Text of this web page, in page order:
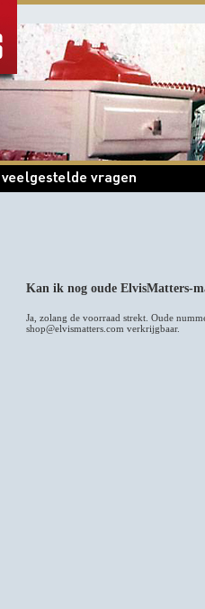
Kan ik nog oude ElvisMatters-
Ja, zolang de voorraad strekt. Oude
shop@elvismatters.com verkrijgbaar.